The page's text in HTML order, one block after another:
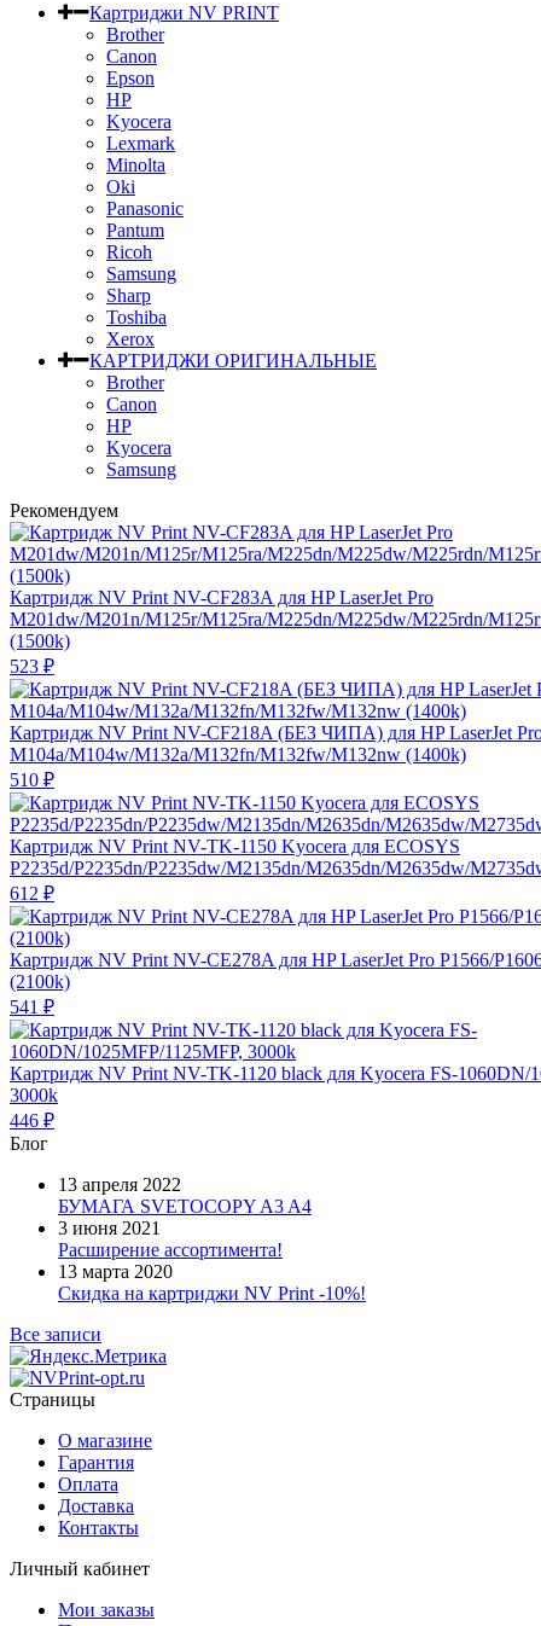
Картриджи NV PRINT
Brother
Canon
Epson
HP
Kyocera
Lexmark
Minolta
Oki
Panasonic
Pantum
Ricoh
Samsung
Sharp
Toshiba
Xerox
КАРТРИДЖИ ОРИГИНАЛЬНЫЕ
Brother
Canon
HP
Kyocera
Samsung
Рекомендуем
Картридж NV Print NV-CF283A для HP LaserJet Pro
M201dw/M201n/M125r/M125ra/M225dn/M225dw/M225rdn/
(1500k)
523 ₽
Картридж NV Print NV-CF218A (БЕЗ ЧИПА) для HP LaserJet
M104a/M104w/M132a/M132fn/M132fw/M132nw (1400k)
510 ₽
Картридж NV Print NV-TK-1150 Kyocera для ECOSYS
P2235d/P2235dn/P2235dw/M2135dn/M2635dn/M2635dw/
612 ₽
Картридж NV Print NV-CE278A для HP LaserJet Pro P1566/
(2100k)
541 ₽
Картридж NV Print NV-TK-1120 black для Kyocera FS-1060DN/
3000k
446 ₽
Блог
13 апреля 2022
БУМАГА SVETOCOPY A3 A4
3 июня 2021
Расширение ассортимента!
13 марта 2020
Скидка на картриджи NV Print -10%!
Все записи
Страницы
О магазине
Гарантия
Оплата
Доставка
Контакты
Личный кабинет
Мои заказы